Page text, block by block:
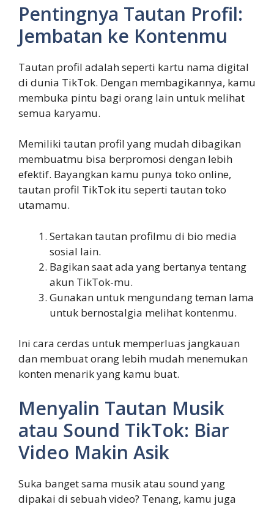
Pentingnya Tautan Profil:
Jembatan ke Kontenmu
Tautan profil adalah seperti kartu nama digital
di dunia TikTok. Dengan membagikannya, kamu
membuka pintu bagi orang lain untuk melihat
semua karyamu.
Memiliki tautan profil yang mudah dibagikan
membuatmu bisa berpromosi dengan lebih
efektif. Bayangkan kamu punya toko online,
tautan profil TikTok itu seperti tautan toko
utamamu.
Sertakan tautan profilmu di bio media
sosial lain.
Bagikan saat ada yang bertanya tentang
akun TikTok-mu.
Gunakan untuk mengundang teman lama
untuk bernostalgia melihat kontenmu.
Ini cara cerdas untuk memperluas jangkauan
dan membuat orang lebih mudah menemukan
konten menarik yang kamu buat.
Menyalin Tautan Musik
atau Sound TikTok: Biar
Video Makin Asik
Suka banget sama musik atau sound yang
dipakai di sebuah video? Tenang, kamu juga